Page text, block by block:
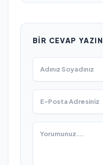
BIR CEVAP YAZIN